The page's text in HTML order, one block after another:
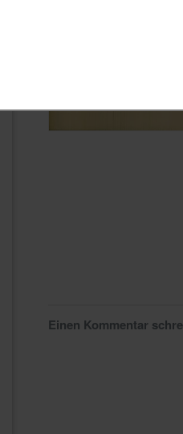
Einen Kommentar